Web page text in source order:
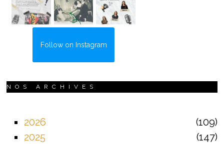
Follow on Instagram
NOS ARCHIVES
2026
109
2025
147